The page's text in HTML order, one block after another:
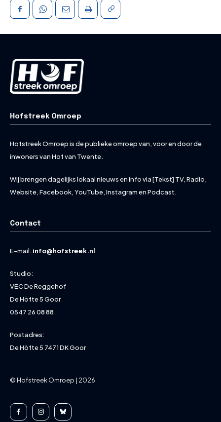
Hofstreek Omroep
Hofstreek Omroep is de publieke omroep van, voor en door de
inwoners van Hof van Twente.
Wij brengen dagelijks lokaal nieuws en info via [Tekst] TV, Radio,
Website, Facebook, YouTube, Instagram en Podcast.
Contact
E-mail: info@hofstreek.nl
Studio:
VEC De Reggehof
De Höfte 5 Goor
0547 26 08 88
Postadres:
De Höfte 5 7471 DK Goor
© Hofstreek Omroep | 2026